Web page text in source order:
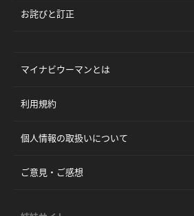
お詫びと訂正
マイナビウーマンとは
利用規約
個人情報の取扱いについて
ご意見・ご感想